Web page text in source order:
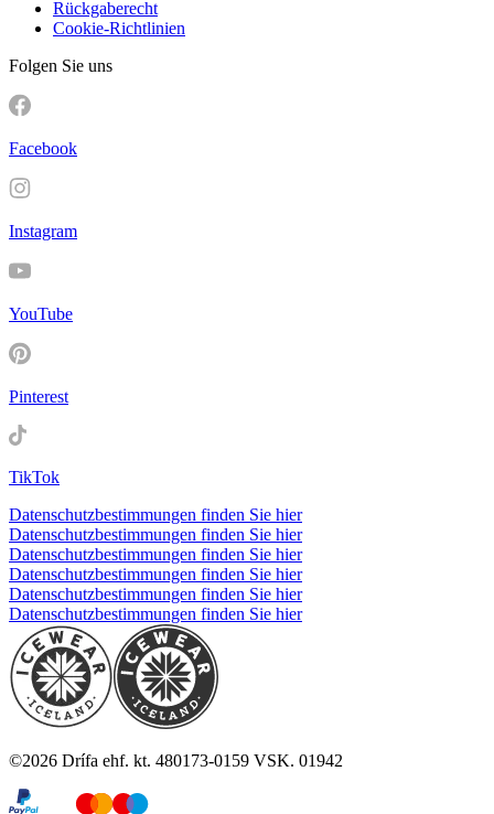
Rückgaberecht
Cookie-Richtlinien
Folgen Sie uns
Facebook
Instagram
YouTube
Pinterest
TikTok
Datenschutzbestimmungen finden Sie hier
Datenschutzbestimmungen finden Sie hier
Datenschutzbestimmungen finden Sie hier
Datenschutzbestimmungen finden Sie hier
Datenschutzbestimmungen finden Sie hier
Datenschutzbestimmungen finden Sie hier
©2026 Drífa ehf. kt. 480173-0159 VSK. 01942